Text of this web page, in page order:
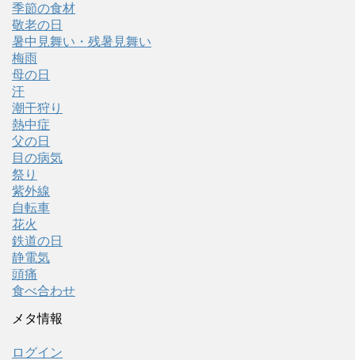
季節の食材
敬老の日
暑中見舞い・残暑見舞い
梅雨
母の日
汗
潮干狩り
熱中症
父の日
目の病気
祭り
紫外線
自転車
花火
鉄道の日
静電気
頭痛
食べ合わせ
メタ情報
ログイン